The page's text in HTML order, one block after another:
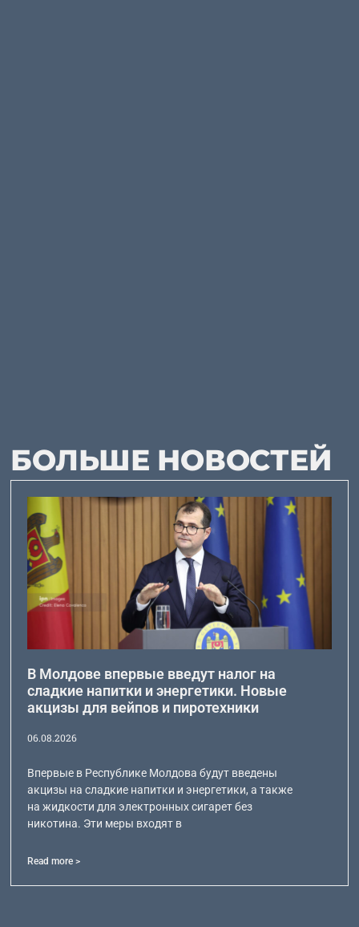
БОЛЬШЕ НОВОСТЕЙ
В Молдове впервые введут налог на
сладкие напитки и энергетики. Новые
акцизы для вейпов и пиротехники
06.08.2026
Впервые в Республике Молдова будут введены
акцизы на сладкие напитки и энергетики, а также
на жидкости для электронных сигарет без
никотина. Эти меры входят в
Read more >